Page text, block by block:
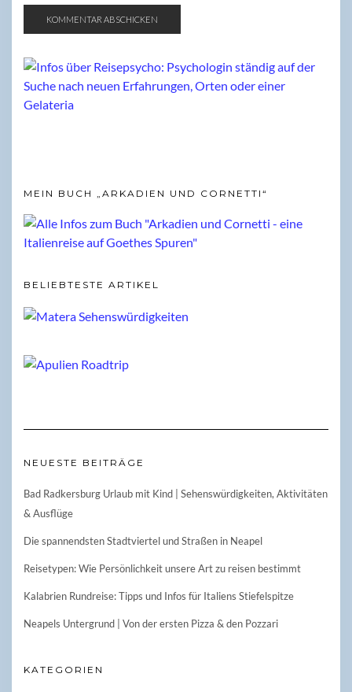
MEIN BUCH „ARKADIEN UND CORNETTI“
BELIEBTESTE ARTIKEL
NEUESTE BEITRÄGE
Bad Radkersburg Urlaub mit Kind | Sehenswürdigkeiten, Aktivitäten
& Ausflüge
Die spannendsten Stadtviertel und Straßen in Neapel
Reisetypen: Wie Persönlichkeit unsere Art zu reisen bestimmt
Kalabrien Rundreise: Tipps und Infos für Italiens Stiefelspitze
Neapels Untergrund | Von der ersten Pizza & den Pozzari
KATEGORIEN